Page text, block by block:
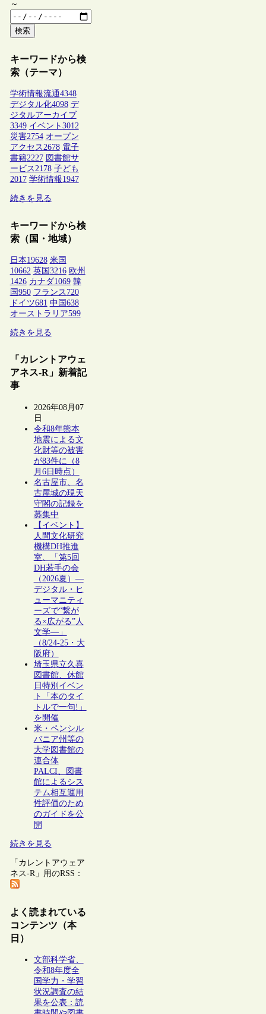
～
検索
キーワードから検
索（テーマ）
学術情報流通4348
デジタル化4098 デ
ジタルアーカイブ
3349 イベント 3012
災害2754 オープン
アクセス2678 電子
書籍2227 図書館サ
ービス2178 子ども
2017 学術情報1947
続きを見る
キーワードから検
索（国・地域）
日本19628 米国
10662 英国 3216 欧州
1426 カナダ1069 韓
国 950 フランス 720
ドイツ681 中国 638
オーストラリア599
続きを見る
「カレントアウェ
アネス-R」新着記
事
2026年08月07
日
令和8年熊本
地震による文
化財等の被害
が83件に（8
月6日時点）
名古屋市、名
古屋城の現天
守閣の記録を
募集中
【イベント】
人間文化研究
機構DH推進
室、「第5回
DH若手の会
（2026夏）―
デジタル・ヒ
ューマニティ
ーズで“繋が
る×広がる”人
文学―」
（8/24-25・大
阪府）
埼玉県立久喜
図書館、休館
日特別イベン
ト「本のタイ
トルで一句!」
を開催
米・ペンシル
バニア州等の
大学図書館の
連合体
PALCI、図書
館によるシス
テム相互運用
性評価のため
のガイドを公
開
続きを見る
「カレントアウェア
ネス-R」用のRSS：
よく読まれている
コンテンツ（本
日）
文部科学省、
令和8年度全
国学力・学習
状況調査の結
果を公表：読